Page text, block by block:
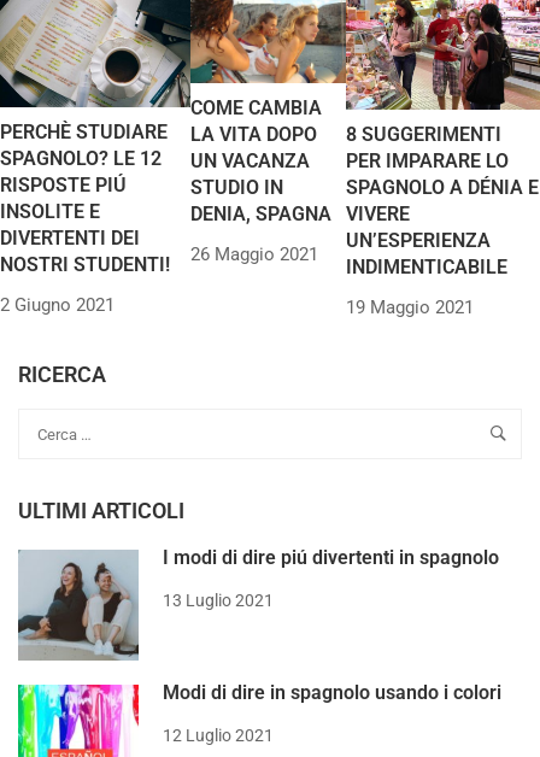
PERCHÈ STUDIARE
SPAGNOLO? LE 12
RISPOSTE PIÚ
INSOLITE E
DIVERTENTI DEI
NOSTRI STUDENTI!
2 Giugno 2021
COME CAMBIA
LA VITA DOPO
UN VACANZA
STUDIO IN
DENIA, SPAGNA
26 Maggio 2021
8 SUGGERIMENTI
PER IMPARARE LO
SPAGNOLO A DÉNIA E
VIVERE
UN’ESPERIENZA
INDIMENTICABILE
19 Maggio 2021
RICERCA
ULTIMI ARTICOLI
I modi di dire piú divertenti in spagnolo
13 Luglio 2021
Modi di dire in spagnolo usando i colori
12 Luglio 2021